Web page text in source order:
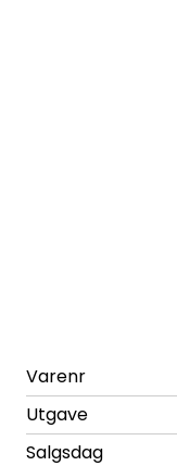
Varenr
Utgave
Salgsdag